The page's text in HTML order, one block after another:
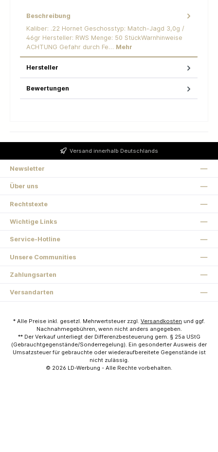
Beschreibung
​Kaliber: .22 Hornet Geschosstyp: Match-Jagd 3,0g /
46gr Hersteller: RWS Menge: 50 StückWarnhinweise
ACHTUNG Gefahr durch Fe… Mehr
Hersteller
Bewertungen
Versand innerhalb Deutschlands
Newsletter
Über uns
Rechtstexte
Wichtige Links
Service-Hotline
Unsere Communities
Zahlungsarten
Versandarten
* Alle Preise inkl. gesetzl. Mehrwertsteuer zzgl. Versandkosten und ggf.
Nachnahmegebühren, wenn nicht anders angegeben.
** Der Verkauf unterliegt der Differenzbesteuerung gem. § 25a UStG
(Gebrauchtgegenstände/Sonderregelung). Ein gesonderter Ausweis der
Umsatzsteuer für gebrauchte oder wiederaufbereitete Gegenstände ist
nicht zulässig.
© 2026 LD-Werbung - Alle Rechte vorbehalten.